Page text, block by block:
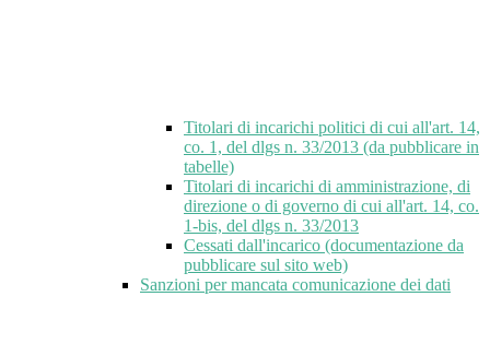
Titolari di incarichi politici di cui all'art. 14,
co. 1, del dlgs n. 33/2013 (da pubblicare in
tabelle)
Titolari di incarichi di amministrazione, di
direzione o di governo di cui all'art. 14, co.
1-bis, del dlgs n. 33/2013
Cessati dall'incarico (documentazione da
pubblicare sul sito web)
Sanzioni per mancata comunicazione dei dati